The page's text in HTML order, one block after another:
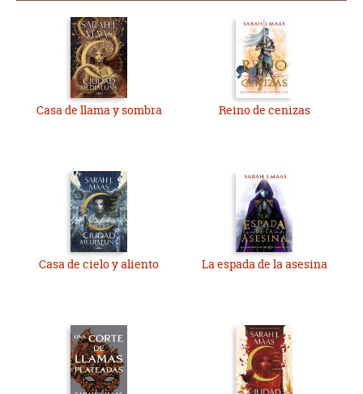
Casa de llama y sombra Reino de cenizas
Casa de cielo y aliento La espada de la asesina